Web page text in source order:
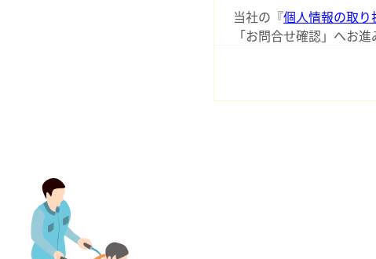
当社の『個人情報の取り
「お問合せ確認」へお進